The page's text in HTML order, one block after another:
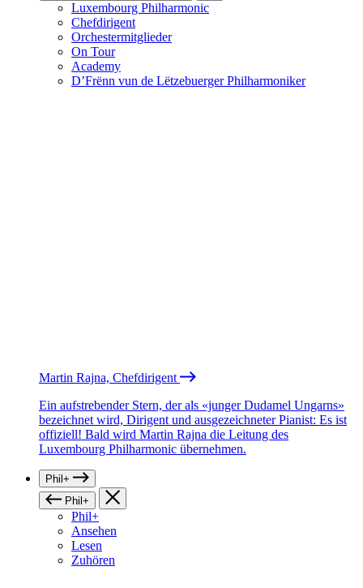
Luxembourg Philharmonic
Chefdirigent
Orchestermitglieder
On Tour
Academy
D’Frënn vun de Lëtzebuerger Philharmoniker
Martin Rajna, Chefdirigent
Ein aufstrebender Stern, der als «junger Dudamel Ungarns»
bezeichnet wird, Dirigent und ausgezeichneter Pianist: Es ist
offiziell! Bald wird Martin Rajna die Leitung des
Luxembourg Philharmonic übernehmen.
Phil+
Phil+
Phil+
Ansehen
Lesen
Zuhören